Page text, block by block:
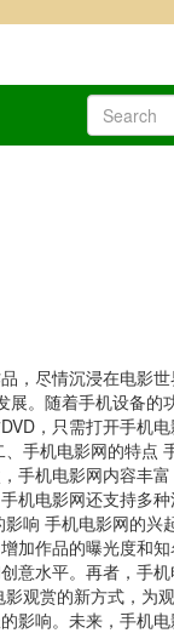
，尽情沉浸在电影
。随着手机设备的
，只需打开手机
手机电影网的特点
手机电影网内容丰
机电影网还支持多
响 手机电影网的兴
加作品的曝光度和
意水平。再者，手
观赏的新方式，为
影响。未来，手机